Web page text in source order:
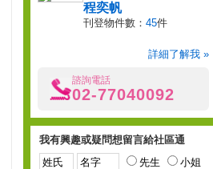
程奕帆
刊登物件數： 45件
詳細了解我 »
諮詢電話
02-77040092
我有興趣或疑問想留言給社區通
先生
小姐